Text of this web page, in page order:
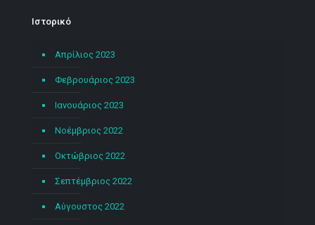
Ιστορικό
Απρίλιος 2023
Φεβρουάριος 2023
Ιανουάριος 2023
Νοέμβριος 2022
Οκτώβριος 2022
Σεπτέμβριος 2022
Αύγουστος 2022